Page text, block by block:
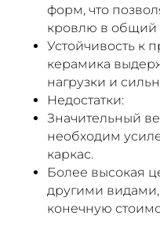
форм, что
кровлю в общий
Устойчивость к
керамика
нагрузки и
Недостатки:
Значительный
необходим
каркас.
Более высокая
другими
конечную